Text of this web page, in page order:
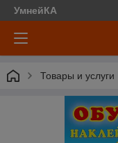
УмнейКА
Товары и услуги